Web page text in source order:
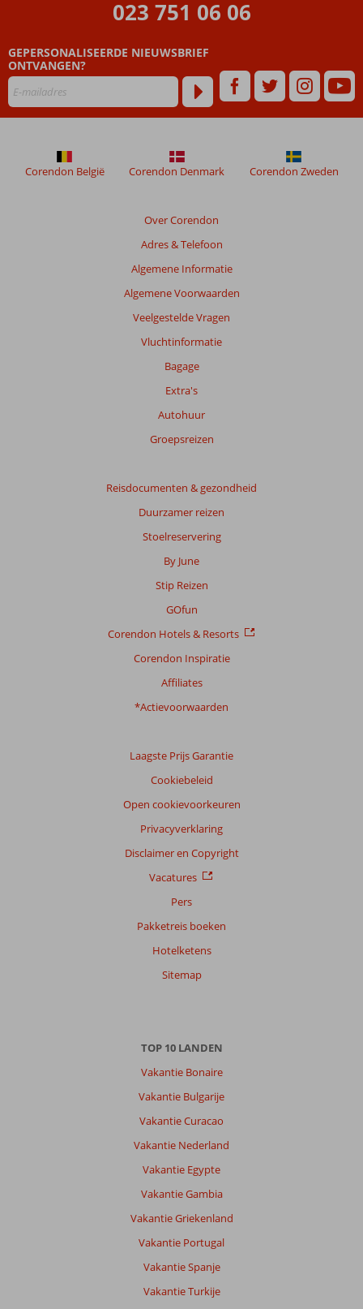
48
maanden
meer
om
de
023 751 06 06
GEPERSONALISEERDE NIEUWSBRIEF
ONTVANGEN?
Over Corendon
Adres & Telefoon
Algemene Informatie
Algemene Voorwaarden
Veelgestelde Vragen
Vluchtinformatie
Bagage
Extra's
Autohuur
Groepsreizen
Reisdocumenten & gezondheid
Duurzamer reizen
Stoelreservering
By June
Stip Reizen
GOfun
Corendon Hotels & Resorts
Corendon Inspiratie
Affiliates
*Actievoorwaarden
Laagste Prijs Garantie
Cookiebeleid
Open cookievoorkeuren
Privacyverklaring
Disclaimer en Copyright
Vacatures
Pers
Pakketreis boeken
Hotelketens
Sitemap
Corendon België Corendon Denmark Corendon Zweden
TOP 10 LANDEN
Vakantie Bonaire
Vakantie Bulgarije
Vakantie Curacao
Vakantie Nederland
Vakantie Egypte
Vakantie Gambia
Vakantie Griekenland
Vakantie Portugal
Vakantie Spanje
Vakantie Turkije